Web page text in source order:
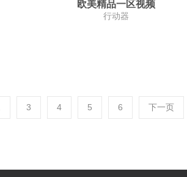
欧美精品一区视频
行动器
3 4 5 6 下一页